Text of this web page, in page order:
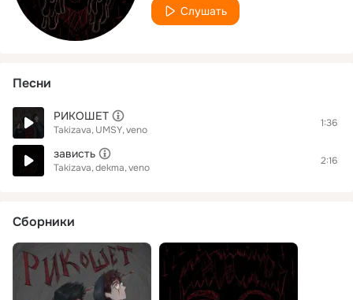
Слушать
Песни
РИКОШЕТ
Takizava UMSY veno
1:36
зависть
Takizava dekma veno
2:16
Сборники